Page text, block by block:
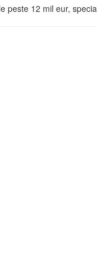
peste 12 mil eur,